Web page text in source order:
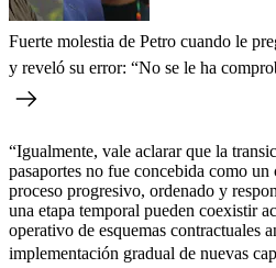
Fuerte molestia de Petro cuando le
y reveló su error: “No se le ha
“Igualmente, vale aclarar que la
pasaportes no fue concebida como
proceso progresivo, ordenado y
una etapa temporal pueden coexistir
operativo de esquemas contractuales
implementación gradual de nuevas